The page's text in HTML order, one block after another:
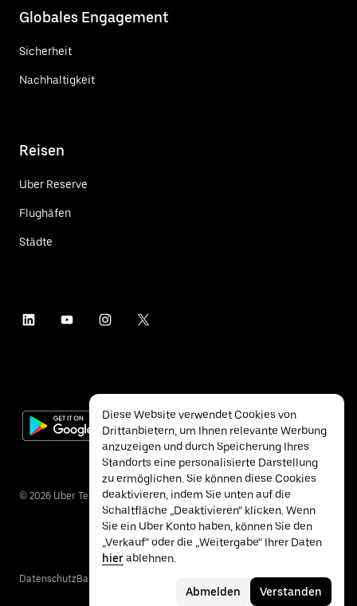
Globales Engagement
Sicherheit
Nachhaltigkeit
Reisen
Uber Reserve
Flughäfen
Städte
© 2026 Uber Technologies Inc.
DatenschutzBarrierefreiheit
Diese Website verwendet Cookies von
Drittanbietern, um Ihnen relevante Werbung
anzuzeigen und durch Speicherung Ihres
Standorts eine personalisierte Darstellung
zu ermöglichen. Sie können diese Cookies
deaktivieren, indem Sie unten auf die
Schaltfläche „Deaktivieren“ klicken. Wenn
Sie ein Uber Konto haben, können Sie den
„Verkauf“ oder die „Weitergabe“ Ihrer Daten
hierablehnen.
Abmelden Verstanden